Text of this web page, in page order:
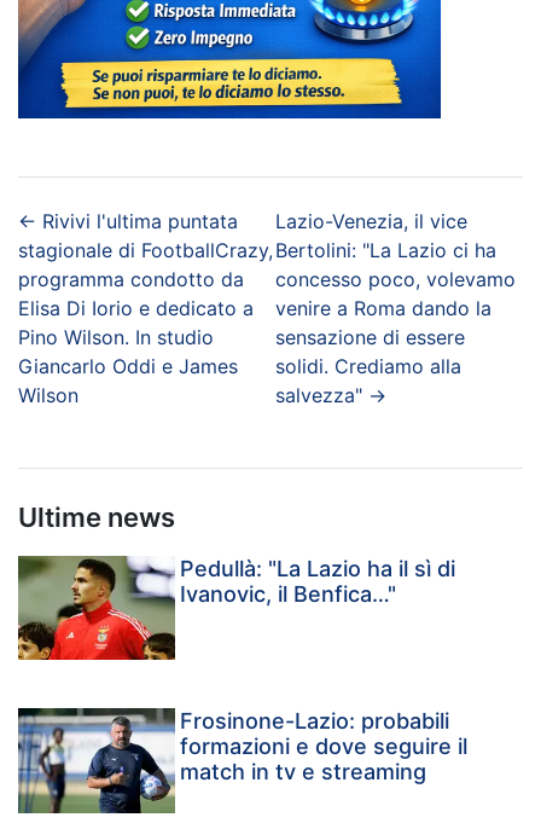
← Rivivi l'ultima puntata
stagionale di FootballCrazy,
programma condotto da
Elisa Di Iorio e dedicato a
Pino Wilson. In studio
Giancarlo Oddi e James
Wilson
Lazio-Venezia, il vice
Bertolini: "La Lazio ci ha
concesso poco, volevamo
venire a Roma dando la
sensazione di essere
solidi. Crediamo alla
salvezza" →
Ultime news
Pedullà: "La Lazio ha il sì di
Ivanovic, il Benfica…"
Frosinone-Lazio: probabili
formazioni e dove seguire il
match in tv e streaming